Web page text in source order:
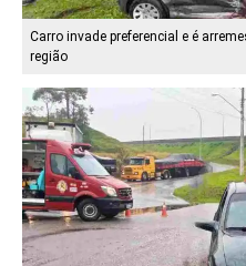
Carro invade preferencial e é
região